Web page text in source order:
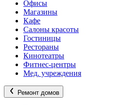
Офисы
Магазины
Кафе
Салоны красоты
Гостиницы
Рестораны
Кинотеатры
Фитнес-центры
Мед. учреждения
Ремонт домов